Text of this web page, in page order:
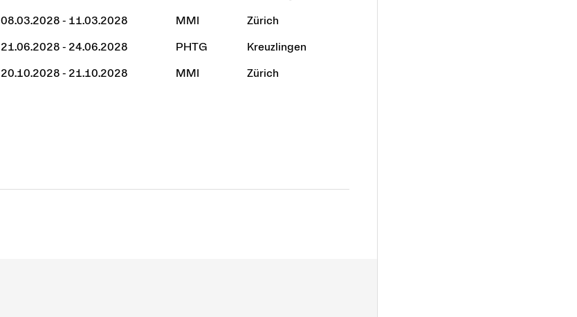
08.03.2028 - 11.03.2028 MMI
Zürich
21.06.2028 - 24.06.2028 PHTG
Kreuzlingen
20.10.2028 - 21.10.2028 MMI Zürich